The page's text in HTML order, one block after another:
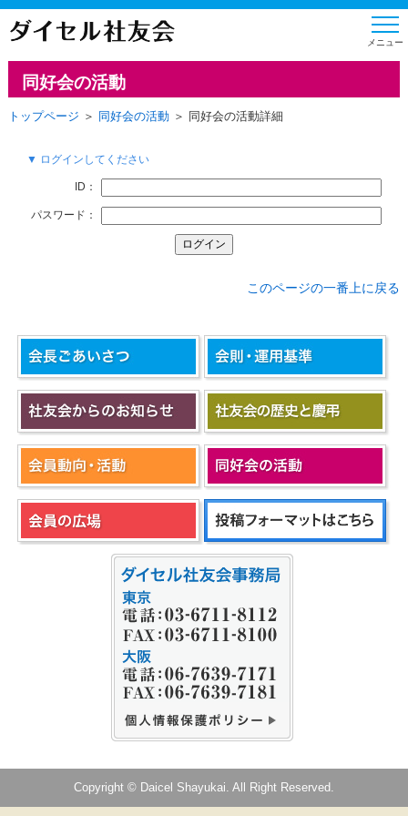
同好会の活動
トップページ ＞ 同好会の活動＞ 同好会の活動詳細
▼ ログインしてください
ID：
パスワード：
このページの一番上に戻る
Copyright © Daicel Shayukai. All Right Reserved.